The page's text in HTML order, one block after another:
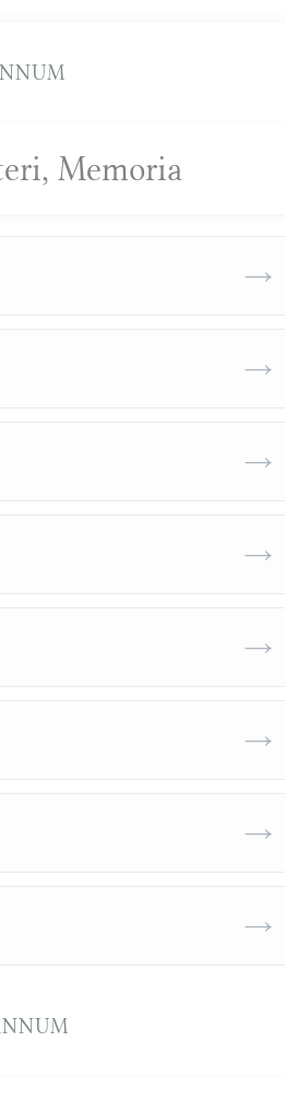
Memoria
→
→
→
→
→
→
→
→